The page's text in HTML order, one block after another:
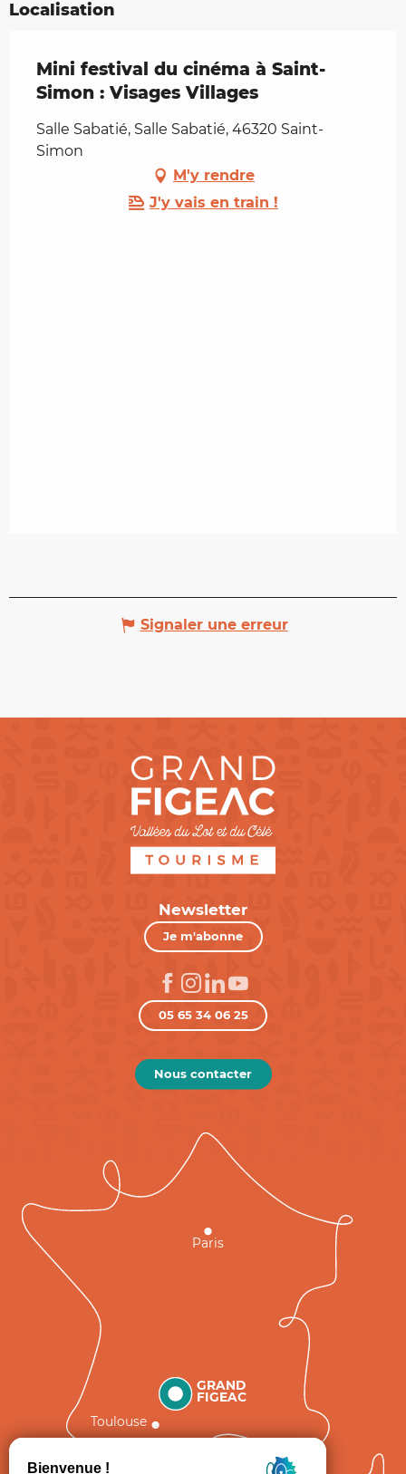
Localisation
Mini festival du cinéma à Saint-
Simon : Visages Villages
Salle Sabatié, Salle Sabatié, 46320 Saint-
Simon
M'y rendre
J'y vais en train !
Signaler une erreur
Newsletter
Je m'abonne
05 65 34 06 25
Nous contacter
GRAND
FIGEAC
Toulouse
Paris